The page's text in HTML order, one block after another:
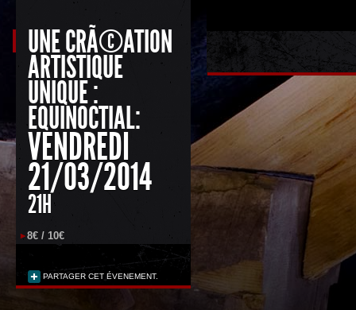
UNE CRÃ©ATION
ARTISTIQUE
UNIQUE :
EQUINOCTIAL:
VENDREDI
21/03/2014
21H
8€ / 10€
PARTAGER CET ÉVENEMENT.